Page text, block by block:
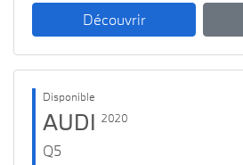
Découvrir
Disponible
AUDI 2020
Q5